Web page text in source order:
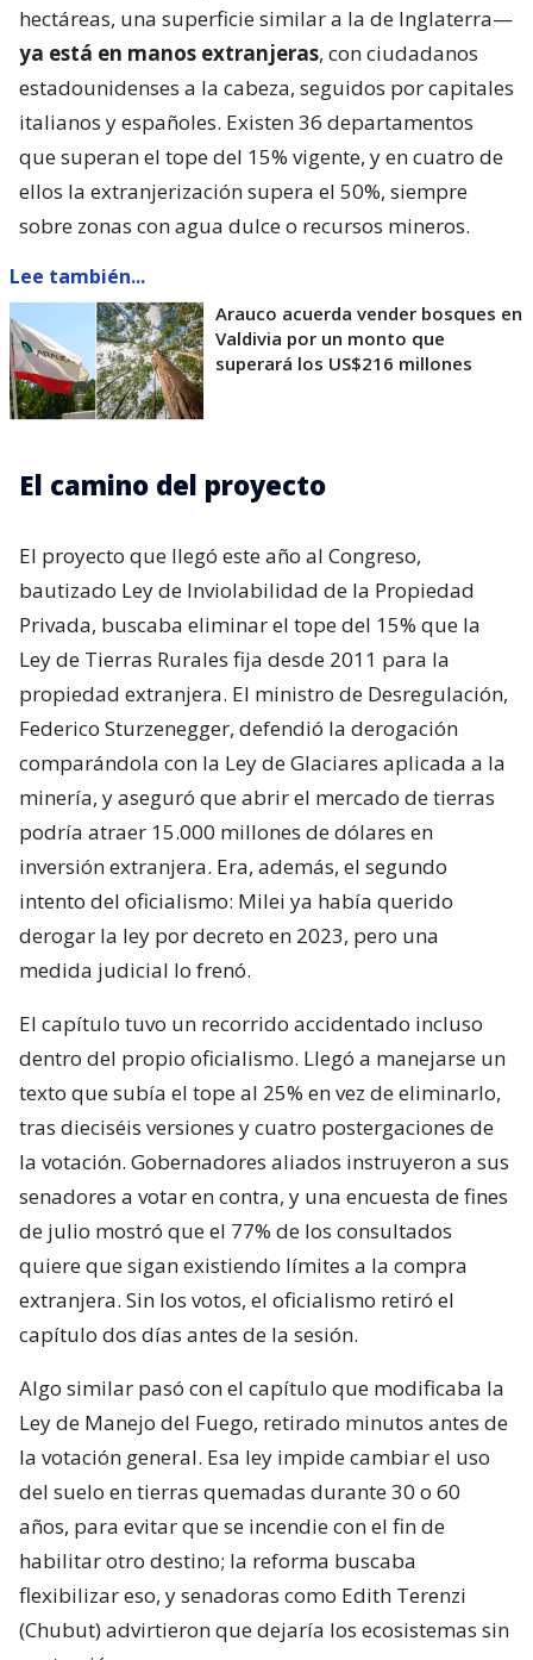
hectáreas, una superficie similar a la de Inglaterra—
ya está en manos extranjeras, con ciudadanos
estadounidenses a la cabeza, seguidos por capitales
italianos y españoles. Existen 36 departamentos
que superan el tope del 15% vigente, y en cuatro de
ellos la extranjerización supera el 50%, siempre
sobre zonas con agua dulce o recursos mineros.
Lee también...
Arauco acuerda vender bosques en
Valdivia por un monto que
superará los US$216 millones
El camino del proyecto
El proyecto que llegó este año al Congreso,
bautizado Ley de Inviolabilidad de la Propiedad
Privada, buscaba eliminar el tope del 15% que la
Ley de Tierras Rurales fija desde 2011 para la
propiedad extranjera. El ministro de Desregulación,
Federico Sturzenegger, defendió la derogación
comparándola con la Ley de Glaciares aplicada a la
minería, y aseguró que abrir el mercado de tierras
podría atraer 15.000 millones de dólares en
inversión extranjera. Era, además, el segundo
intento del oficialismo: Milei ya había querido
derogar la ley por decreto en 2023, pero una
medida judicial lo frenó.
El capítulo tuvo un recorrido accidentado incluso
dentro del propio oficialismo. Llegó a manejarse un
texto que subía el tope al 25% en vez de eliminarlo,
tras dieciséis versiones y cuatro postergaciones de
la votación. Gobernadores aliados instruyeron a sus
senadores a votar en contra, y una encuesta de fines
de julio mostró que el 77% de los consultados
quiere que sigan existiendo límites a la compra
extranjera. Sin los votos, el oficialismo retiró el
capítulo dos días antes de la sesión.
Algo similar pasó con el capítulo que modificaba la
Ley de Manejo del Fuego, retirado minutos antes de
la votación general. Esa ley impide cambiar el uso
del suelo en tierras quemadas durante 30 o 60
años, para evitar que se incendie con el fin de
habilitar otro destino; la reforma buscaba
flexibilizar eso, y senadoras como Edith Terenzi
(Chubut) advirtieron que dejaría los ecosistemas sin